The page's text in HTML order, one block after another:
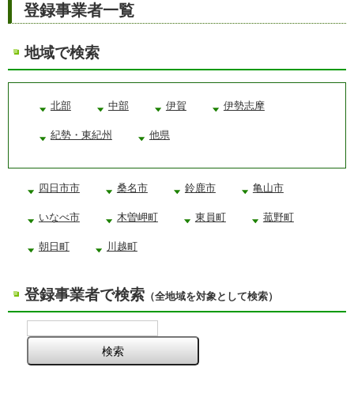
登録事業者一覧
地域で検索
北部 中部 伊賀 伊勢志摩
紀勢・東紀州 他県
四日市市 桑名市 鈴鹿市 亀山市
いなべ市 木曽岬町 東員町 菰野町
朝日町 川越町
登録事業者で検索 （全地域を対象として検索）